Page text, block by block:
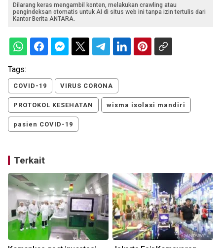
Dilarang keras mengambil konten, melakukan crawling atau
pengindeksan otomatis untuk AI di situs web ini tanpa izin tertulis dari
Kantor Berita ANTARA.
Tags:
COVID-19 VIRUS CORONA
PROTOKOL KESEHATAN wisma isolasi mandiri
pasien COVID-19
Terkait